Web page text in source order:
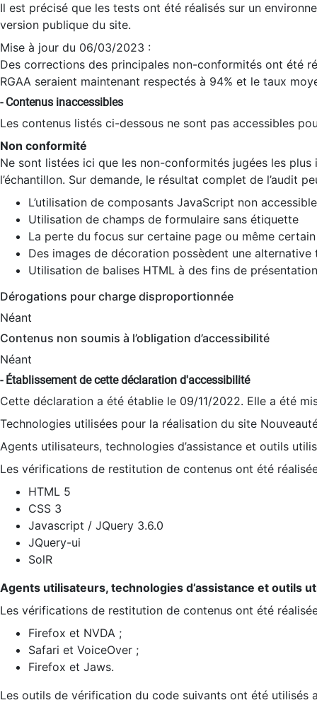
Il est précisé que les tests ont été réalisés sur un
version publique du site.
Mise à jour du 06/03/2023 :
Des corrections des principales non-conformités ont été
RGAA seraient maintenant respectés à 94% et le taux
- Contenus inaccessibles
Les contenus listés ci-dessous ne sont pas accessibles
Non conformité
Ne sont listées ici que les non-conformités jugées les
l’échantillon. Sur demande, le résultat complet de l’audit
L’utilisation de composants JavaScript non
Utilisation de champs de formulaire sans étiquette
La perte du focus sur certaine page ou même
Des images de décoration possèdent une alternative
Utilisation de balises HTML à des fins de
Dérogations pour charge disproportionnée
Néant
Contenus non soumis à l’obligation d’accessibilité
Néant
- Établissement de cette déclaration d'accessibilité
Cette déclaration a été établie le 09/11/2022. Elle a été
Technologies utilisées pour la réalisation du site
Agents utilisateurs, technologies d’assistance et outils
Les vérifications de restitution de contenus ont été
HTML 5
CSS 3
Javascript / JQuery 3.6.0
JQuery-ui
SolR
Agents utilisateurs, technologies d’assistance et outils
Les vérifications de restitution de contenus ont été
Firefox et NVDA ;
Safari et VoiceOver ;
Firefox et Jaws.
Les outils de vérification du code suivants ont été utilisés